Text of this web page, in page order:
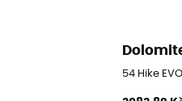
54 Hike